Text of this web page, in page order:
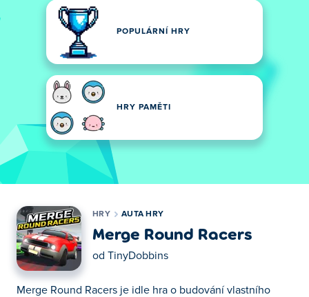
POPULÁRNÍ HRY
HRY PAMĚTI
HRY AUTA HRY
Merge Round Racers
od TinyDobbins
Merge Round Racers je idle hra o budování vlastního